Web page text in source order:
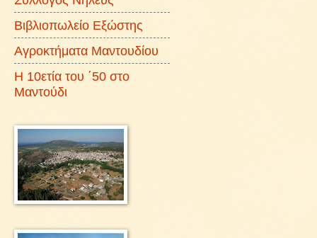
Βιβλιοπωλείο Εξώστης
Αγροκτήματα Μαντουδίου
Η 10ετία του ΄50 στο
Μαντούδι